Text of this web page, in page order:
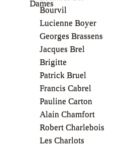
Dames
Bourvil
Lucienne Boyer
Georges Brassens
Jacques Brel
Brigitte
Patrick Bruel
Francis Cabrel
Pauline Carton
Alain Chamfort
Robert Charlebois
Les Charlots